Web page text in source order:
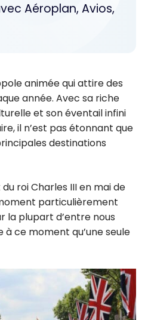
Aéroplan, Avios,
animée qui attire des
année. Avec sa riche
et son éventail infini
il n’est pas étonnant que
destinations
roi Charles III en mai de
particulièrement
la plupart d’entre nous
ce moment qu’une seule